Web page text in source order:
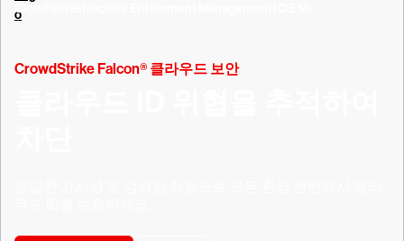
Cloud Infrastructure Entitlement Management(CIEM)
CrowdStrike Falcon® 클라우드 보안